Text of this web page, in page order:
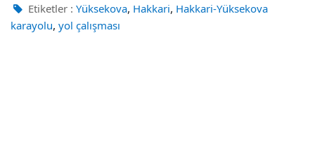
Etiketler : Yüksekova, Hakkari, Hakkari-Yüksekova
karayolu, yol çalışması